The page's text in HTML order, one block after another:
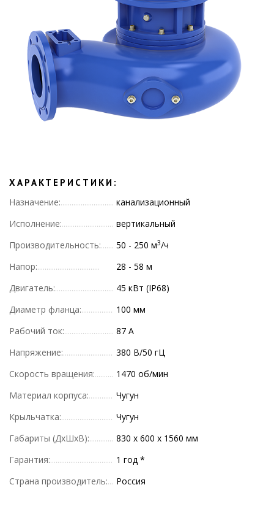
ХАРАКТЕРИСТИКИ:
Назначение:
канализационный
Исполнение:
вертикальный
Производительность:
50 - 250 м3/ч
Напор:
28 - 58 м
Двигатель:
45 кВт (IP68)
Диаметр фланца:
100 мм
Рабочий ток:
87 А
Напряжение:
380 В/50 гЦ
Скорость вращения:
1470 об/мин
Материал корпуса:
Чугун
Крыльчатка:
Чугун
Габариты (ДхШхВ):
830 х 600 х 1560 мм
Гарантия:
1 год *
Страна производитель:
Россия